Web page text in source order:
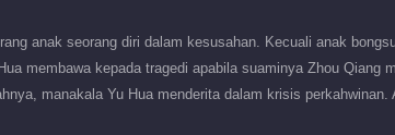
anak seorang diri dalam kesusahan. Kecuali anak
membawa kepada tragedi apabila suaminya Zhou Qiang
manakala Yu Hua menderita dalam krisis perkahwinan.